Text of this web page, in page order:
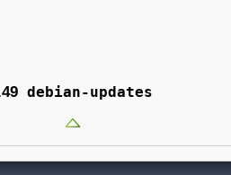
debian-updates